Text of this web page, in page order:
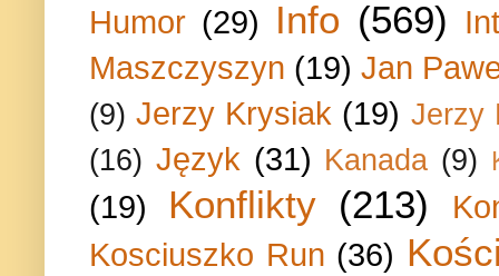
Humor (29) Info (569)
Maszczyszyn (19) Jan
(9) Jerzy Krysiak (19) Jerzy
(16) Język (31) Kanada (9)
(19) Konflikty (213)
Kosciuszko Run (36)